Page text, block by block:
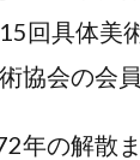
回具体美
協会の会員
年の解散